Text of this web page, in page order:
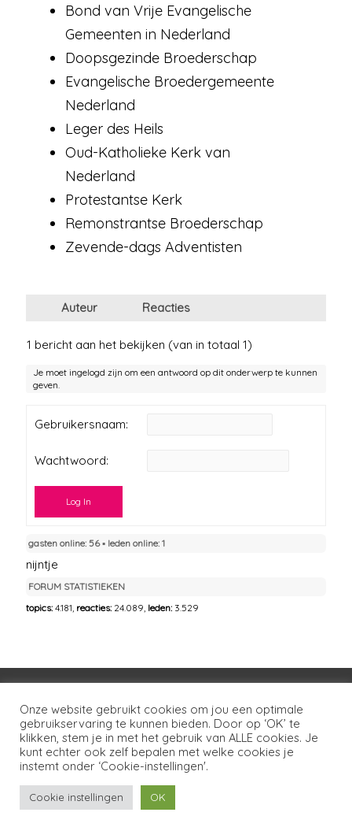
Bond van Vrije Evangelische
Gemeenten in Nederland
Doopsgezinde Broederschap
Evangelische Broedergemeente
Nederland
Leger des Heils
Oud-Katholieke Kerk van
Nederland
Protestantse Kerk
Remonstrantse Broederschap
Zevende-dags Adventisten
Auteur Reacties
1 bericht aan het bekijken (van in totaal 1)
Je moet ingelogd zijn om een antwoord op dit onderwerp te kunnen
geven.
Gebruikersnaam:
Wachtwoord:
Log In
gasten online: 56 ▪︎ leden online: 1
nijntje
FORUM STATISTIEKEN
topics:4.181, reacties: 24.089, leden: 3.529
Voorwaarden Huisregels
Privacybeleid
Disclaimer
Over LSG Ons netwerk Contact
Copyright © 2026 Lotgenoten Seksueel Geweld
Onze website gebruikt cookies om jou een optimale
gebruikservaring te kunnen bieden. Door op ‘OK’ te
klikken, stem je in met het gebruik van ALLE cookies. Je
kunt echter ook zelf bepalen met welke cookies je
instemt onder ‘Cookie-instellingen'.
Cookie instellingen OK